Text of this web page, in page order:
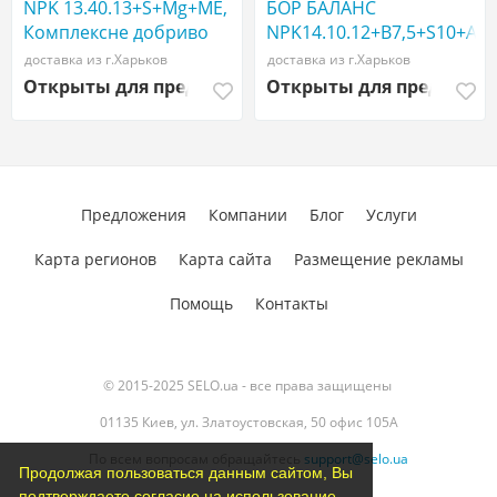
Продолжая пользоваться данным сайтом, Вы
NPK 13.40.13+S+Mg+МЕ,
Комплексне добриво
PARTNER
доставка из г.Харьков
Открыты для предложений
БОР БАЛАНС
доставка из г.Харьков
Открыты для
© 2015-2025 SELO.ua - все права защищены
01135 Киев, ул. Златоустовская, 50 офис 105А
support@selo.ua
Предложения Компании Блог Услуги
Карта регионов Карта сайта Размещение рекламы
Помощь Контакты